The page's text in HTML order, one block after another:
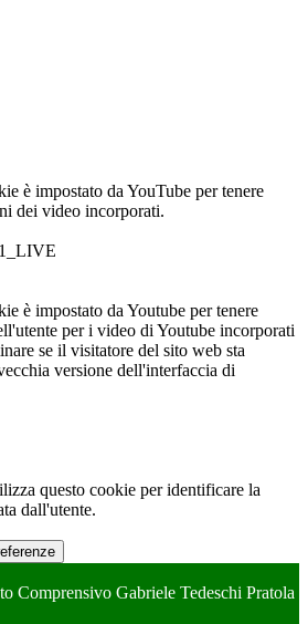
è impostato da YouTube per tenere
dei video incorporati.
è impostato da Youtube per tenere
per i video di Youtube incorporati
se il visitatore del sito web sta
versione dell'interfaccia di
questo cookie per identificare la
dall'utente.
Comprensivo Gabriele Tedeschi Pratola